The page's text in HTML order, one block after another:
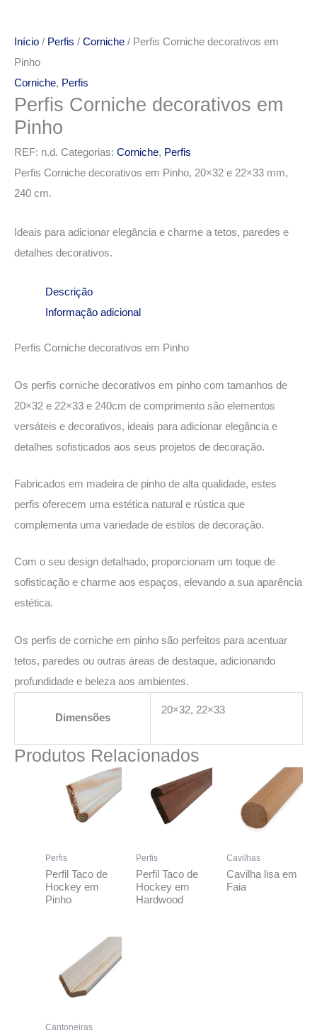
Início / Perfis / Corniche / Perfis Corniche decorativos em
Pinho
Corniche, Perfis
Perfis Corniche decorativos em
Pinho
REF: n.d. Categorias: Corniche, Perfis
Perfis Corniche decorativos em Pinho, 20×32 e 22×33 mm,
240 cm.
Ideais para adicionar elegância e charme a tetos, paredes e
detalhes decorativos.
Descrição
Informação adicional
Perfis Corniche decorativos em Pinho
Os perfis corniche decorativos em pinho com tamanhos de
20×32 e 22×33 e 240cm de comprimento são elementos
versáteis e decorativos, ideais para adicionar elegância e
detalhes sofisticados aos seus projetos de decoração.
Fabricados em madeira de pinho de alta qualidade, estes
perfis oferecem uma estética natural e rústica que
complementa uma variedade de estilos de decoração.
Com o seu design detalhado, proporcionam um toque de
sofisticação e charme aos espaços, elevando a sua aparência
estética.
Os perfis de corniche em pinho são perfeitos para acentuar
tetos, paredes ou outras áreas de destaque, adicionando
profundidade e beleza aos ambientes.
Dimensões
20×32, 22×33
Produtos Relacionados
Perfis
Perfil Taco de
Hockey em
Pinho
Perfis
Perfil Taco de
Hockey em
Hardwood
Cavilhas
Cavilha lisa em
Faia
Cantoneiras